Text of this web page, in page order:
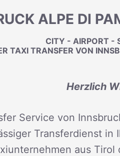
ALPE DI
CITY - AIRPORT -
TAXI TRANSFER VON
Herzlich
Service von
Transferdienst
aus